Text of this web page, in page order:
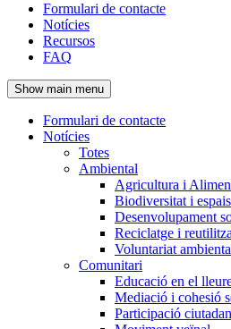
Navegació
principal
de
l'encapçalament
Formulari de contacte
Notícies
Recursos
FAQ
Show main menu
Navegació
principal
Formulari de contacte
Notícies
Totes
Ambiental
Agricultura i
Biodiversitat i
Desenvolupament
Reciclatge i
Voluntariat
Comunitari
Educació en el
Mediació i cohesió
Participació